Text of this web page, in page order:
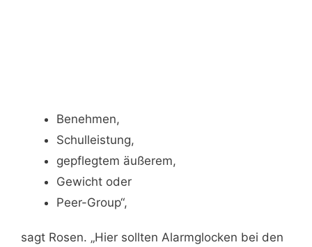
Benehmen,
Schulleistung,
gepflegtem äußerem,
Gewicht oder
Peer-Group“,
sagt Rosen. „Hier sollten Alarmglocken bei den